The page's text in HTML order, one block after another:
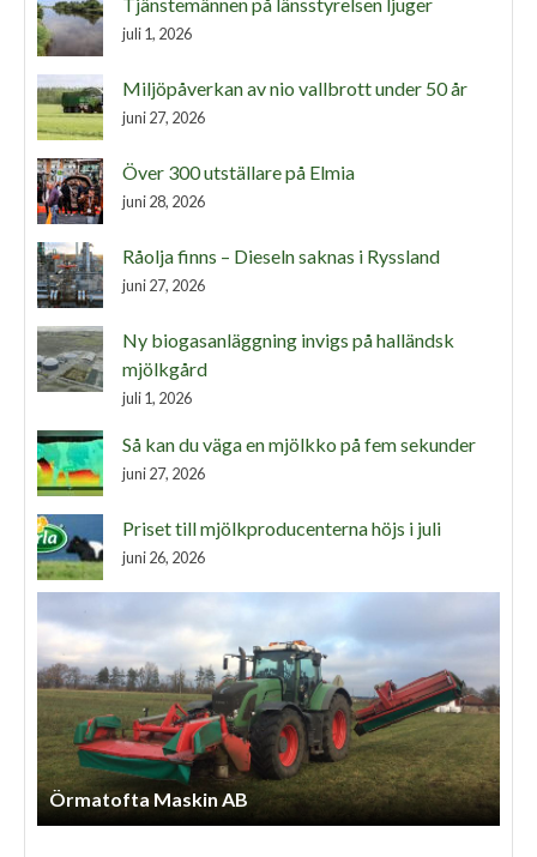
juli 1, 2026
Miljöpåverkan av nio vallbrott under 50 år
juni 27, 2026
Över 300 utställare på Elmia
juni 28, 2026
Råolja finns – Dieseln saknas i Ryssland
juni 27, 2026
Ny biogasanläggning invigs på halländsk
mjölkgård
juli 1, 2026
Så kan du väga en mjölkko på fem sekunder
juni 27, 2026
Priset till mjölkproducenterna höjs i juli
juni 26, 2026
Örmatofta Maskin AB